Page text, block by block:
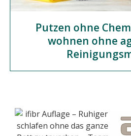
Putzen ohne
wohnen ohne